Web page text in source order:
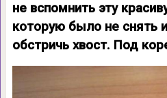
не вспомнить эту
которую было не снять
обстричь хвост. Под